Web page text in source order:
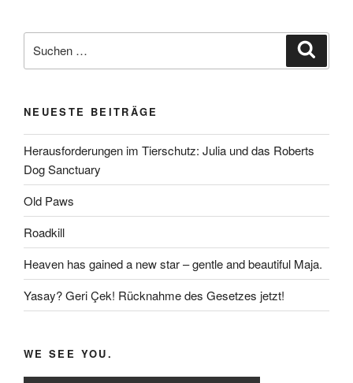
nach:
NEUESTE BEITRÄGE
Herausforderungen im Tierschutz: Julia und das Roberts
Dog Sanctuary
Old Paws
Roadkill
Heaven has gained a new star – gentle and beautiful Maja.
Yasay? Geri Çek! Rücknahme des Gesetzes jetzt!
WE SEE YOU.